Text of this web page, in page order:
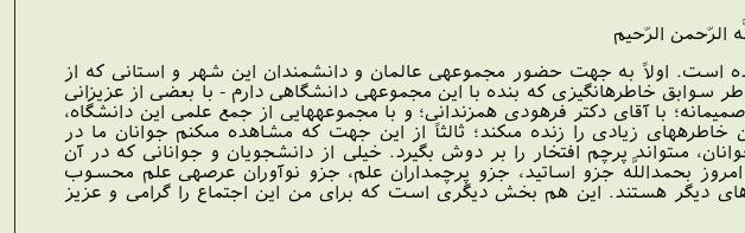
الرّحمن الرّحيم‏‏
است. اولاً به جهت حضور مجموعه‏ى عالمان و دانشمندان اين شهر و استانى كه از
سوابق خاطره‏انگيزى كه بنده با اين مجموعه‏ى دانشگاهى دارم - با بعضى از عزيزانى
با آقاى دكتر فرهودى هم‏زندانى؛ و با مجموعه‏هايى از جمع علمى اين دانشگاه،
زيادى را زنده مى‏كند؛ ثالثاً از اين جهت كه مشاهده مى‏كنم جوانان ما در
مى‏تواند پرچم افتخار را بر دوش بگيرد. خيلى از دانشجويان و جوانانى كه در آن
بحمداللَّه جزو اساتيد، جزو پرچمداران علم، جزو نوآوران عرصه‏ى علم محسوب
ديگر هستند. اين هم بخش ديگرى است كه براى من اين اجتماع را گرامى و عزيز